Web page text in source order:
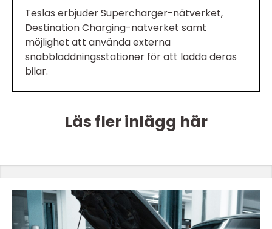
Teslas erbjuder Supercharger-nätverket,
Destination Charging-nätverket samt
möjlighet att använda externa
snabbladdningsstationer för att ladda deras
bilar.
Läs fler inlägg här